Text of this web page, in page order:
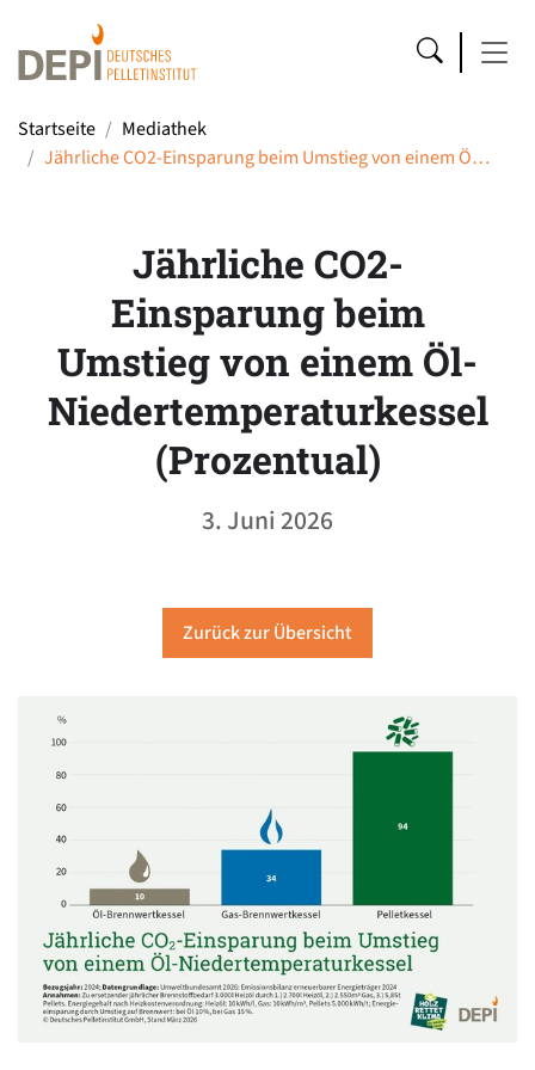
Startseite
Mediathek
Jährliche CO2-Einsparung beim Umstieg von einem Ö…
Jährliche CO2-
Einsparung beim
Umstieg von einem Öl-
Niedertemperaturkessel
(Prozentual)
3. Juni 2026
Zurück zur Übersicht